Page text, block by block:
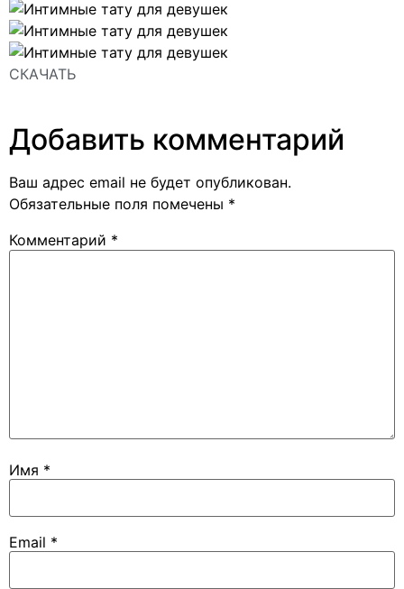
СКАЧАТЬ
Добавить комментарий
Ваш адрес email не будет опубликован.
Обязательные поля помечены *
Комментарий *
Имя *
Email *